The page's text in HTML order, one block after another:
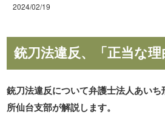
2024/02/19
銃刀法違反、「正当な
銃刀法違反について弁護士法人あい
所仙台支部が解説します。